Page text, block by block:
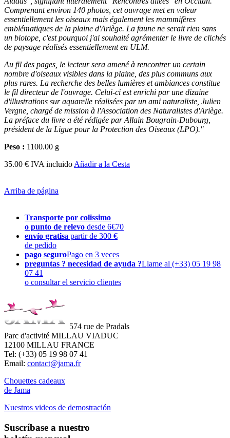
Comprenant environ 140 photos, cet ouvrage met en valeur
essentiellement les oiseaux mais également les mammifères
emblématiques de la plaine d'Ariège. La faune ne serait rien sans
un biotope, c'est pourquoi j'ai souhaité agrémenter le livre de clichés
de paysage réalisés essentiellement en ULM.
Au fil des pages, le lecteur sera amené à rencontrer un certain
nombre d'oiseaux visibles dans la plaine, des plus communs aux
plus rares. La recherche des belles lumières et ambiances constitue
le fil directeur de l'ouvrage. Celui-ci est enrichi par une dizaine
d'illustrations sur aquarelle réalisées par un ami naturaliste, Julien
Vergne, chargé de mission à l'Association des Naturalistes d'Ariège.
La préface du livre a été rédigée par Allain Bougrain-Dubourg,
président de la Ligue pour la Protection des Oiseaux (LPO)."
Peso : 1100.00 g
35.00 € IVA incluido Añadir a la Cesta
Arriba de página
Transporte por colissimo
o punto de relevo desde 6€70
envío gratisa partir de 300 €
de pedido
pago seguroPago en 3 veces
preguntas ? necesidad de ayuda ?Llame al (+33) 05 19 98
07 41
o consultar el servicio clientes
574 rue de Pradals
Parc d'activité MILLAU VIADUC
12100 MILLAU FRANCE
Tel: (+33) 05 19 98 07 41
Email: contact@jama.fr
Chouettes cadeaux
de Jama
Nuestros videos de demostración
Suscríbase a nuestro